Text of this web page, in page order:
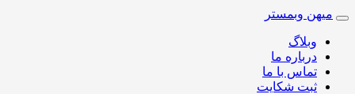
Toggle
navigation
میهن وبمستر
وبلاگ
درباره ما
تماس با ما
ثبت شکایت